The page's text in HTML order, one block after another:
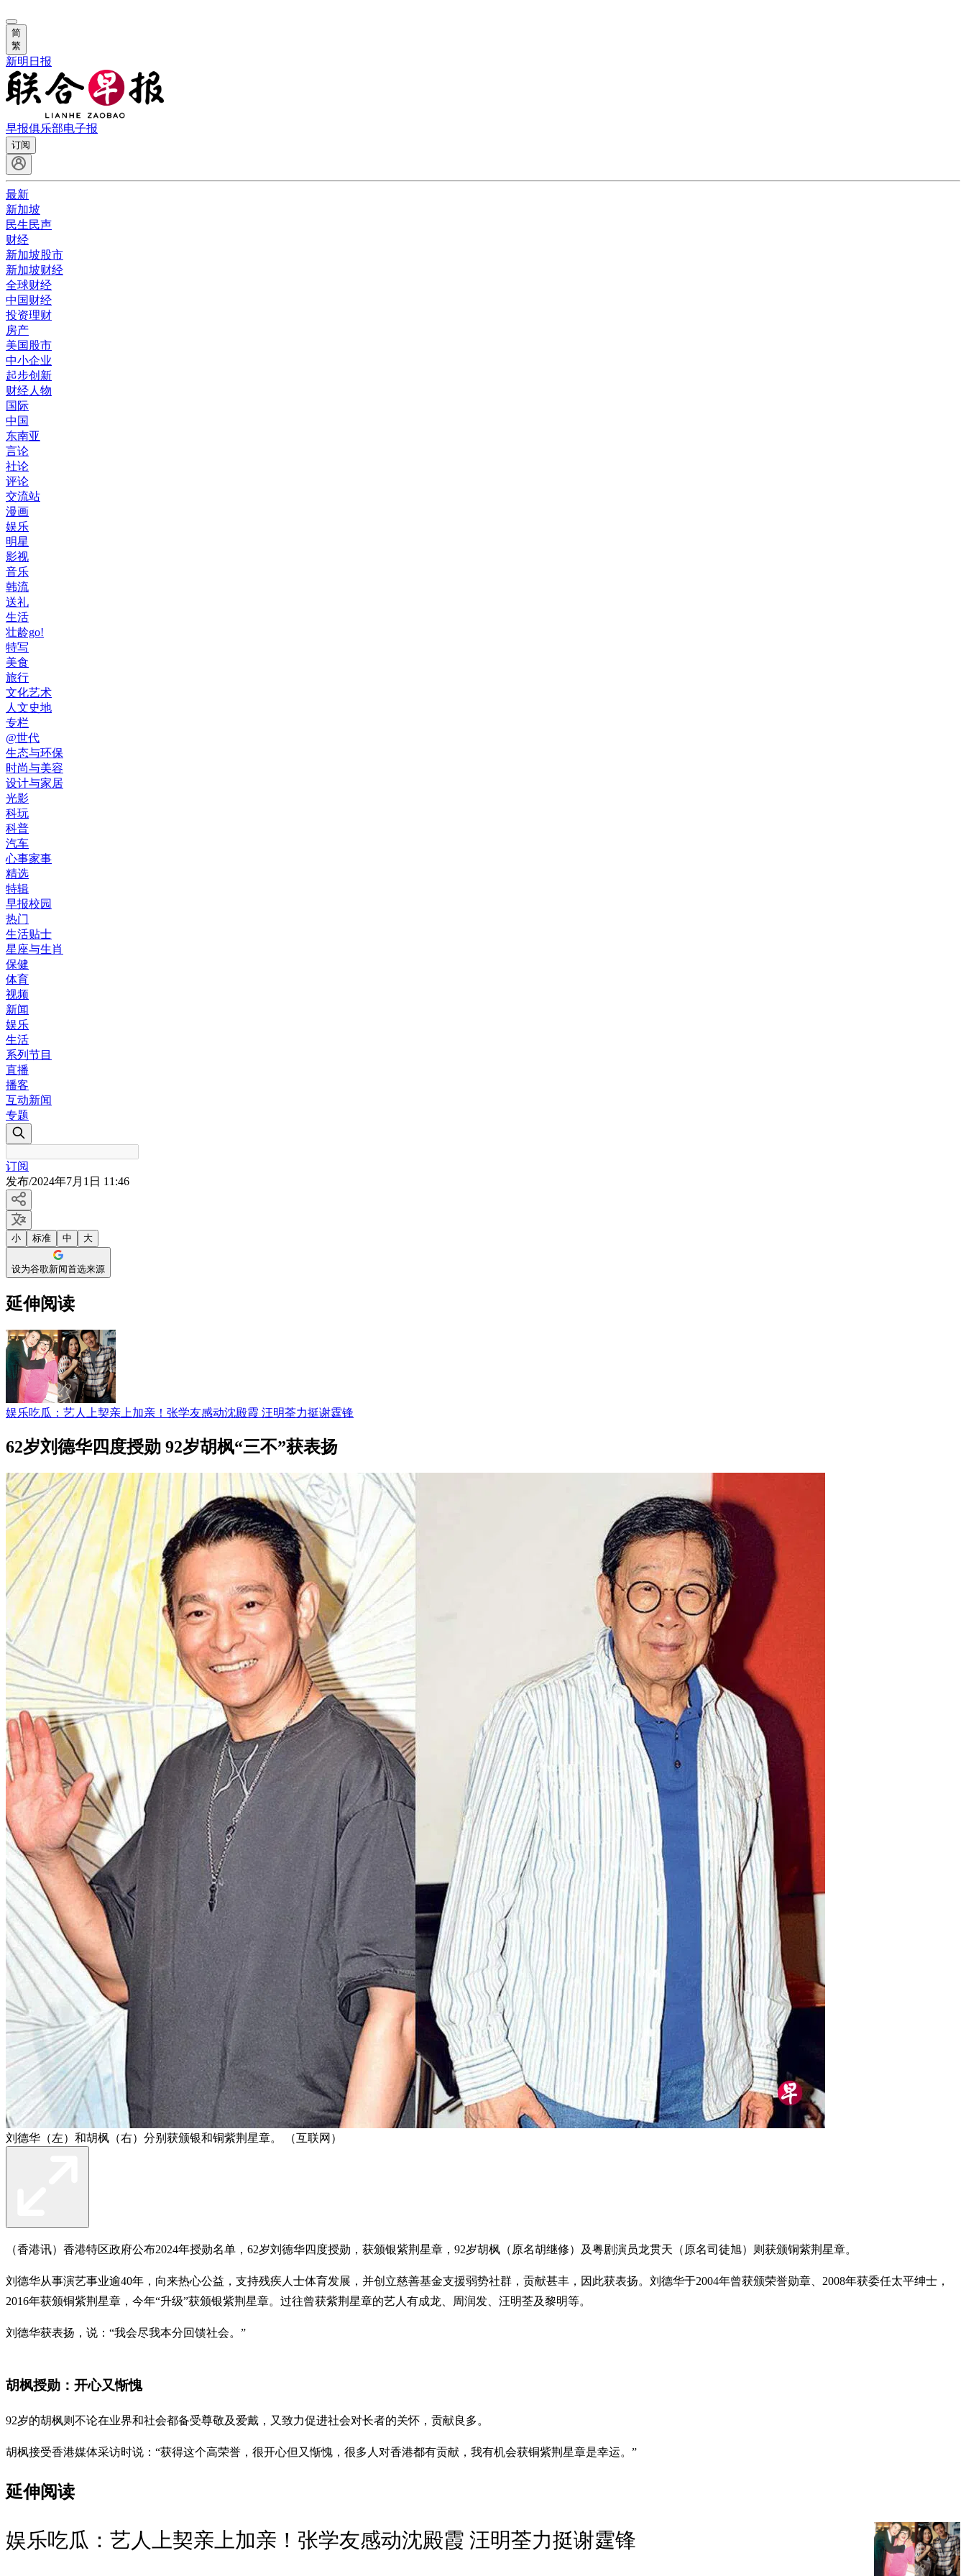
简
繁
新明日报
早报俱乐部电子报
订阅
最新
新加坡
民生民声
财经
新加坡股市
新加坡财经
全球财经
中国财经
投资理财
房产
美国股市
中小企业
起步创新
财经人物
国际
中国
东南亚
言论
社论
评论
交流站
漫画
娱乐
明星
影视
音乐
韩流
送礼
生活
壮龄go!
特写
美食
旅行
文化艺术
人文史地
专栏
@世代
生态与环保
时尚与美容
设计与家居
光影
科玩
科普
汽车
心事家事
精选
特辑
早报校园
热门
生活贴士
星座与生肖
保健
体育
视频
新闻
娱乐
生活
系列节目
直播
播客
互动新闻
专题
订阅
发布/2024年7月1日 11:46
小 标准 中 大
设为谷歌新闻首选来源
延伸阅读
娱乐吃瓜：艺人上契亲上加亲！张学友感动沈殿霞 汪明荃力挺谢霆锋
62岁刘德华四度授勋 92岁胡枫“三不”获表扬
刘德华（左）和胡枫（右）分别获颁银和铜紫荆星章。 （互联网）
（香港讯）香港特区政府公布2024年授勋名单，62岁刘德华四度授勋，获颁银紫荆星章，92岁胡枫（原名胡继修）及粤剧演员龙贯天（原名司徒旭）则获颁铜紫荆星章。
刘德华从事演艺事业逾40年，向来热心公益，支持残疾人士体育发展，并创立慈善基金支援弱势社群，贡献甚丰，因此获表扬。刘德华于2004年曾获颁荣誉勋章、2008年获委任太平绅士，
2016年获颁铜紫荆星章，今年“升级”获颁银紫荆星章。过往曾获紫荆星章的艺人有成龙、周润发、汪明荃及黎明等。
刘德华获表扬，说：“我会尽我本分回馈社会。”
胡枫授勋：开心又惭愧
92岁的胡枫则不论在业界和社会都备受尊敬及爱戴，又致力促进社会对长者的关怀，贡献良多。
胡枫接受香港媒体采访时说：“获得这个高荣誉，很开心但又惭愧，很多人对香港都有贡献，我有机会获铜紫荆星章是幸运。”
延伸阅读
娱乐吃瓜：艺人上契亲上加亲！张学友感动沈殿霞 汪明荃力挺谢霆锋